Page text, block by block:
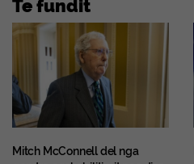
Te fundit
Mitch McConnell del nga